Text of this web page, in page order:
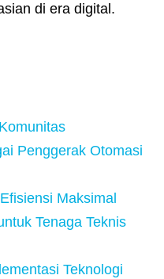
di era digital.
Penggerak Otomasi
Maksimal
Tenaga Teknis
Teknologi